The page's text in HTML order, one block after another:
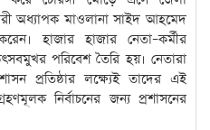
অধ্যাপক মাওলানা সাইদ আহমেদ
হাজার হাজার নেতা–কর্মীর
পরিবেশ তৈরি হয়। নেতারা
প্রতিষ্ঠার লক্ষ্যেই তাদের এই
নির্বাচনের জন্য প্রশাসনের